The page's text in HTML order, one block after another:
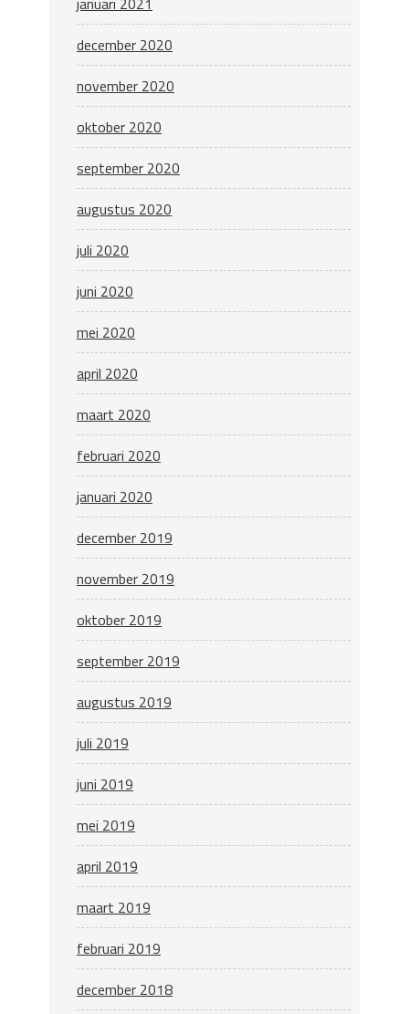
december 2020
november 2020
oktober 2020
september 2020
augustus 2020
juli 2020
juni 2020
mei 2020
april 2020
maart 2020
februari 2020
januari 2020
december 2019
november 2019
oktober 2019
september 2019
augustus 2019
juli 2019
juni 2019
mei 2019
april 2019
maart 2019
februari 2019
december 2018